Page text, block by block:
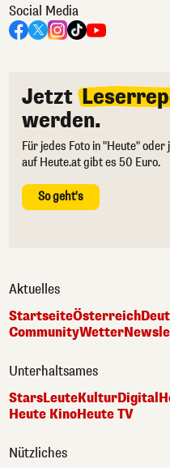
Social Media
Jetzt
werden.
Für jedes Foto in "Heute" oder
auf Heute.at gibt es 50 Euro.
So geht's
Aktuelles
StartseiteÖsterreich
CommunityWetter
Unterhaltsames
StarsLeuteKulturDigital
Heute KinoHeute TV
Nützliches